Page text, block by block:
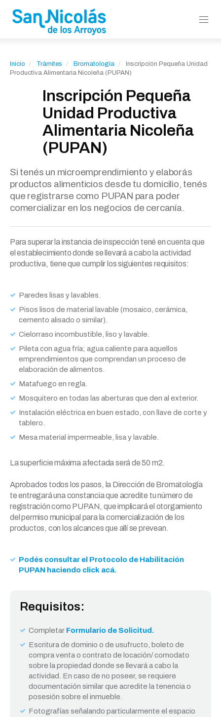
Inicio Trámites Bromatología
Inscripción Pequeña Unidad
Productiva Alimentaria Nicoleña (PUPAN)
Inscripción Pequeña
Unidad Productiva
Alimentaria Nicoleña
(PUPAN)
Si tenés un microemprendimiento y elaborás
productos alimenticios desde tu domicilio, tenés
que registrarse como PUPAN para poder
comercializar en los negocios de cercanía.
Para superar la instancia de inspección tené en cuenta que
el establecimiento donde se llevará a cabo la actividad
productiva, tiene que cumplir los siguientes requisitos:
Paredes lisas y lavables.
Pisos lisos de material lavable (mosaico, cerámica,
cemento alisado o similar).
Cielorraso incombustible, liso y lavable.
Pileta con agua fría; agua caliente para aquellos
emprendimientos que comprendan un proceso de
elaboración de alimentos.
Matafuego en regla.
Mosquitero en todas las aberturas que den al exterior.
Instalación eléctrica en buen estado, con llave de corte y
tablero.
Mesa material impermeable, lisa y lavable.
La superficie máxima afectada será de 50 m2.
Aprobados todos los pasos, la Dirección de Bromatología
te entregará una constancia que acredite tu número de
registración como PUPAN, que implicará el otorgamiento
del permiso municipal para la comercialización de los
productos, con los alcances que allí se prevean.
Podés consultar el Protocolo de Habilitación
PUPAN haciendo click acá.
Requisitos:
Completar Formulario de Solicitud.
Escritura de dominio o de usufructo, boleto de
compra venta o contrato de locación/ comodato
sobre la propiedad donde se llevará a cabo la
actividad. En caso de no poseer, se requiere
documentación similar que acredite la tenencia o
posesión sobre el inmueble.
Fotografías señalando particularmente el espacio